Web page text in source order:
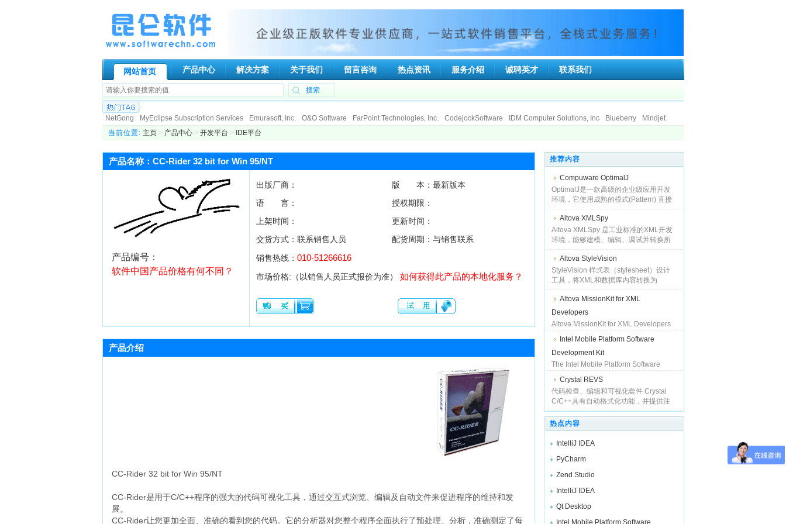
网站首页 产品中心 解决方案 关于我们 留言咨询 热点资讯 服务介绍 诚聘英才 联系我们
NetGong MyEclipse Subscription Services Emurasoft, Inc. O&O Software FarPoint Technologies, Inc. CodejockSoftware IDM Computer Solutions, Inc Blueberry
Mindjet
Paessler AG
Genuitec, LLC. Globalscape N-stalker
Allround automation
KIWI Enterprise BCL Technologies Deep Software Inc DeviceLock, Inc RGE, Inc. Gecad Technologies SumTotal Systems, Inc.
Faronics
DigiPortal Software, Inc.
Altova Datakit ActiveXperts Software Capvidia Soft Gold Ltd. CAD/CAM Components, Inc. (3Ci)
Gnostice Information Technologies Private Limited.
ATR Soft Ltd
AeroHydro, Inc. Fortres Grand Corporation Qbik New Zealand Limited
当前位置: 主页> 产品中心> 开发平台 > IDE平台
产品名称：CC-Rider 32 bit for Win 95/NT
产品编号：
软件中国产品价格有何不同？
出版厂商：
版 本：最新版本
语 言：
授权期限：
上架时间：
更新时间：
交货方式：联系销售人员
配货周期：与销售联系
销售热线： 010-51266616
市场价格:（以销售人员正式报价为准） 如何获得此产品的本地化服务？
产品介绍
CC-Rider 32 bit for Win 95/NT
CC-Rider是用于C/C++程序的强大的代码可视化工具，通过交互式浏览、编辑及自动文件来促进程序的维持和发
展。
CC-Rider让您更加全面、准确的看到您的代码。它的分析器对您整个程序全面执行了预处理、分析，准确测定了每
推荐内容
Compuware OptimalJ
OptimalJ是一款高级的企业级应用开发
环境，它使用成熟的模式(Pattern) 直接
从可视化模型生成全面的、可运行的
J2EE应用系统，实现了最好的实践经验
并基于J2EE规则编写代码。使用OMG的
模
Altova XMLSpy
Altova XMLSpy 是工业标准的XML开发
环境，能够建模、编辑、调试并转换所
有XML相关技术，然后自动生成多种编
程语言的运行时代码。对于那些需要最
新的XML、Web 服务程序和数据库技术
的
Altova StyleVision
StyleVision 样式表（stylesheet）设计
工具，将XML和数据库内容转换为
HTML、PDF、RTF。 Altova
StyleVision具有一个图形化设计界面，
能够创建样式表，将XML和数据库数据
转换为多种输出格式。Styl
Altova MissionKit for XML
Developers
Altova MissionKit for XML Developers
开发需求，企业版套件包括企业版的
XMLSpy, MapForce, StyleVision,
SchemaAgent 和 SemanticWorks 等
Develope
Intel Mobile Platform Software
Development Kit
The Intel Mobile Platform Software
物体的特性，主要针对运行在笔记本电
脑和个人桌面电脑，智能电话和
PDA（掌中电脑），的上的应用程序。
Crystal REVS
代码检查、编辑和可视化套件 Crystal
C/C++具有自动格式化功能，并提供注
释生成器，还为代码编辑推出了内容敏
感记号面板。此外，还含有工程总览、
浏览和导航工具。 如果您除了Cry
热点内容
IntelliJ IDEA
PyCharm
Zend Studio
IntelliJ IDEA
Qt Desktop
Intel Mobile Platform Software